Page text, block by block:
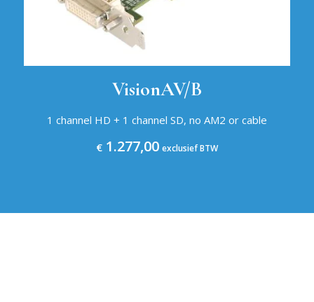
VisionAV/B
1 channel HD + 1 channel SD, no AM2 or cable
€1.277,00 exclusief BTW